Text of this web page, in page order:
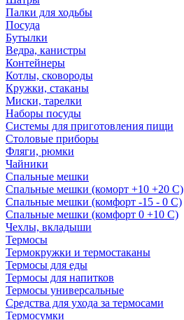
Палки для ходьбы
Посуда
Бутылки
Ведра, канистры
Контейнеры
Котлы, сковороды
Кружки, стаканы
Миски, тарелки
Наборы посуды
Системы для приготовления пищи
Столовые приборы
Фляги, рюмки
Чайники
Спальные мешки
Спальные мешки (коморт +10 +20 С)
Спальные мешки (комфорт -15 - 0 С)
Спальные мешки (комфорт 0 +10 С)
Чехлы, вкладыши
Термосы
Термокружки и термостаканы
Термосы для еды
Термосы для напитков
Термосы универсальные
Средства для ухода за термосами
Термосумки